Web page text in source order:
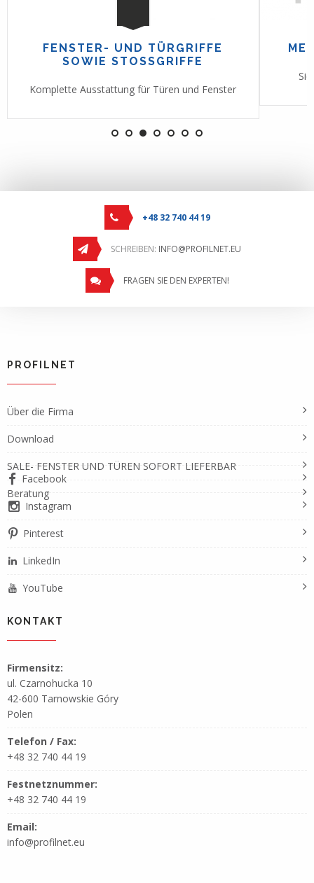
FENSTER- UND TÜRGRIFFE
SOWIE STOSSGRIFFE
Komplette Ausstattung für Türen und Fenster
+48 32 740 44 19
SCHREIBEN: INFO@PROFILNET.EU
FRAGEN SIE DEN EXPERTEN!
PROFILNET
Über die Firma
Download
SALE- FENSTER UND TÜREN SOFORT LIEFERBAR
Beratung
Facebook
Instagram
Pinterest
LinkedIn
YouTube
KONTAKT
Firmensitz:
ul. Czarnohucka 10
42-600 Tarnowskie Góry
Polen
Telefon / Fax:
+48 32 740 44 19
Festnetznummer:
+48 32 740 44 19
Email:
info@profilnet.eu